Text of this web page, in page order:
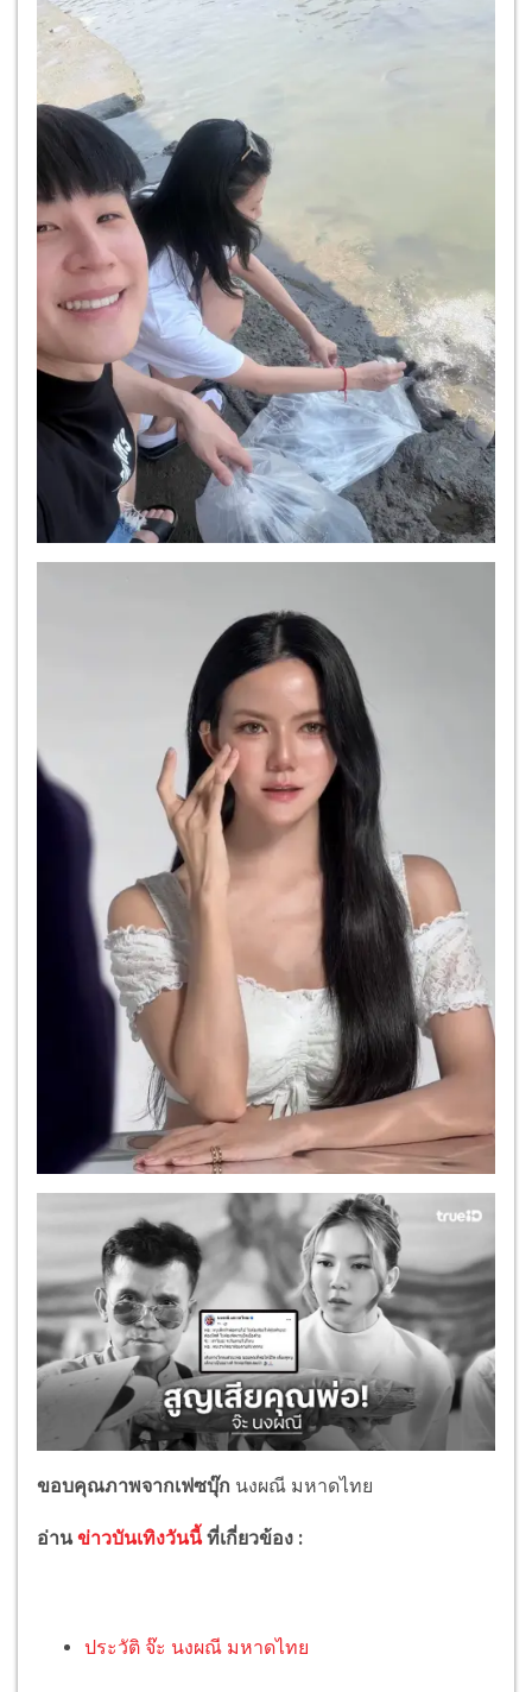
ขอบคุณภาพจากเฟซบุ๊ก นงผณี มหาดไทย
อ่านข่าวบันเทิงวันนี้ ที่เกี่ยวข้อง :
ประวัติ จ๊ะ นงผณี มหาดไทย